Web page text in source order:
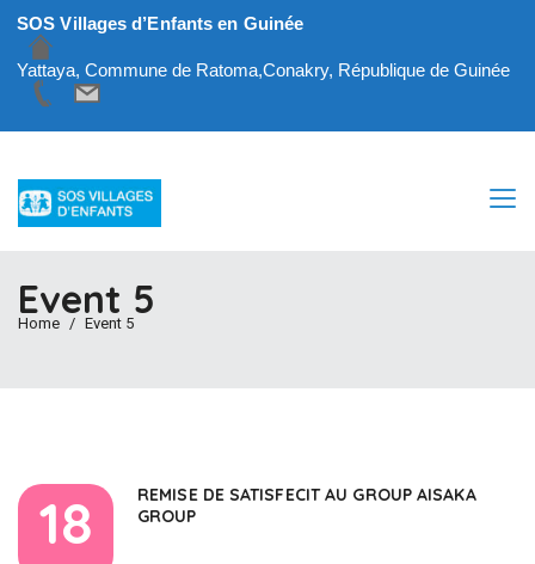
SOS Villages d’Enfants en Guinée
Yattaya, Commune de Ratoma,Conakry, République de Guinée
Event 5
Home Event 5
18
REMISE DE SATISFECIT AU GROUP AISAKA
GROUP